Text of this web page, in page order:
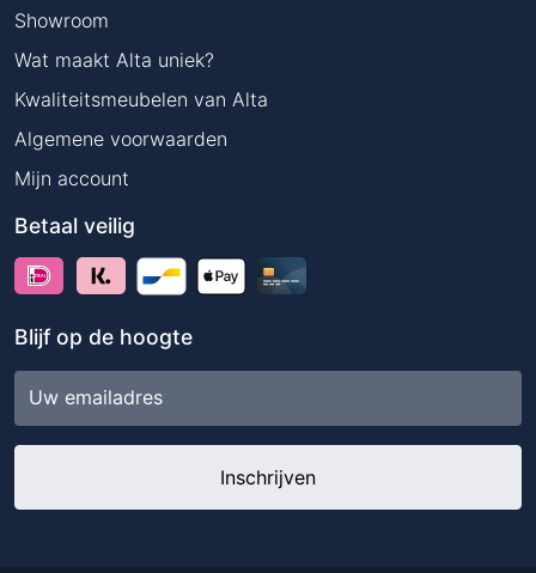
Showroom
Wat maakt Alta uniek?
Kwaliteitsmeubelen van Alta
Algemene voorwaarden
Mijn account
Betaal veilig
Blijf op de hoogte
mailadres